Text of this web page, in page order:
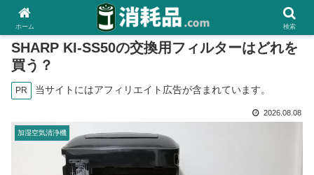
SHARP KI-SS50の交換用フィルターはどれを
買う？
PR 当サイトにはアフィリエイト広告が含まれています。
2026.08.08
加湿空気清浄機
ホーム 検索